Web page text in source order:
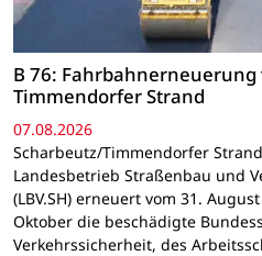
B 76: Fahrbahnerneuerung
Timmendorfer Strand
07.08.2026
Scharbeutz/Timmendorfer
Landesbetrieb Straßenbau und
(LBV.SH) erneuert vom 31.
Oktober die beschädigte
Verkehrssicherheit, des